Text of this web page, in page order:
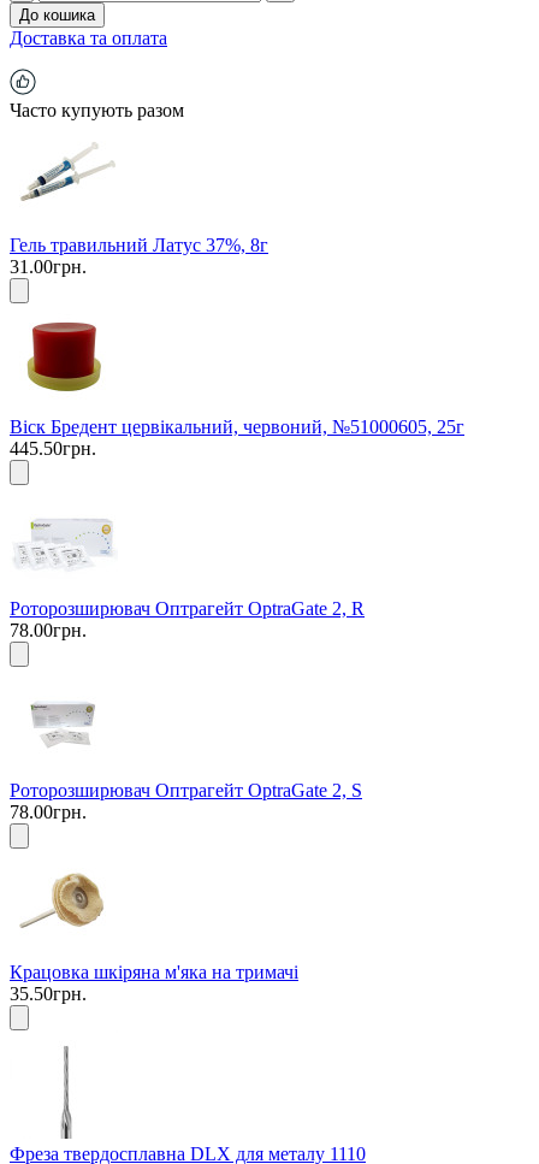
До кошика
Доставка та оплата
Часто купують разом
Гель травильний Латус 37%, 8г
31.00грн.
Віск Бредент цервікальний, червоний, №51000605, 25г
445.50грн.
Роторозширювач Оптрагейт OptraGate 2, R
78.00грн.
Роторозширювач Оптрагейт OptraGate 2, S
78.00грн.
Крацовка шкіряна м'яка на тримачі
35.50грн.
Фреза твердосплавна DLX для металу 1110